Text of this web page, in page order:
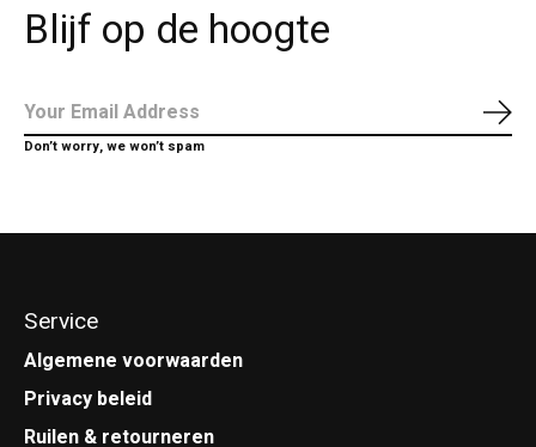
Blijf op de hoogte
Don’t worry, we won’t spam
Service
Algemene voorwaarden
Privacy beleid
Ruilen & retourneren